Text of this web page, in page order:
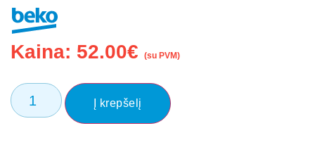
Kaina: 52.00€ (su PVM)
Į krepšelį